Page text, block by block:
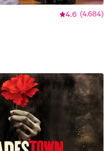
4.6 (4.684)